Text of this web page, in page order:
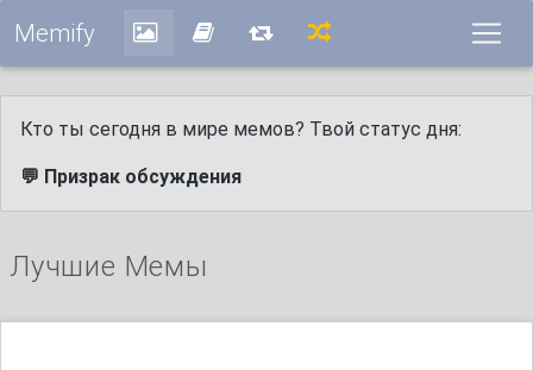
Memify
Кто ты сегодня в мире мемов? Твой статус дня:
💬 Призрак обсуждения
Лучшие Мемы